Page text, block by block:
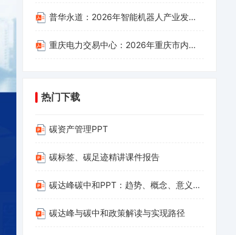
普华永道：2026年智能机器人产业发展白皮书
重庆电力交易中心：2026年重庆市内小时级绿电交易指南
热门下载
碳资产管理PPT
碳标签、碳足迹精讲课件报告
碳达峰碳中和PPT：趋势、概念、意义、路径与探索（碳达峰碳中和相关内容介绍及减污降碳的路径解读）(1)
碳达峰与碳中和政策解读与实现路径